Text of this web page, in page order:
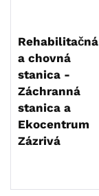
Rehabilitačná
a chovná
stanica -
Záchranná
stanica a
Ekocentrum
Zázrivá